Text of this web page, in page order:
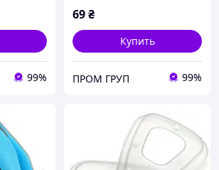
99%
69₴
Купить
ПРОМ ГРУП 99%